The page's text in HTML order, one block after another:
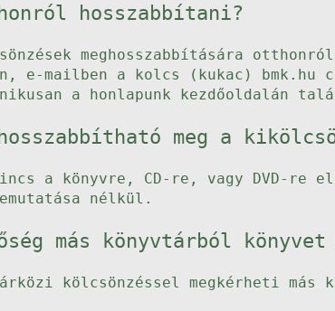
hosszabbítani?
meghosszabbítására
e-mailben a kolcs (kukac)
a honlapunk kezdőoldalán
meg a
a könyvre, CD-re, vagy DVD-
nélkül.
más könyvtárból
kölcsönzéssel megkérheti más